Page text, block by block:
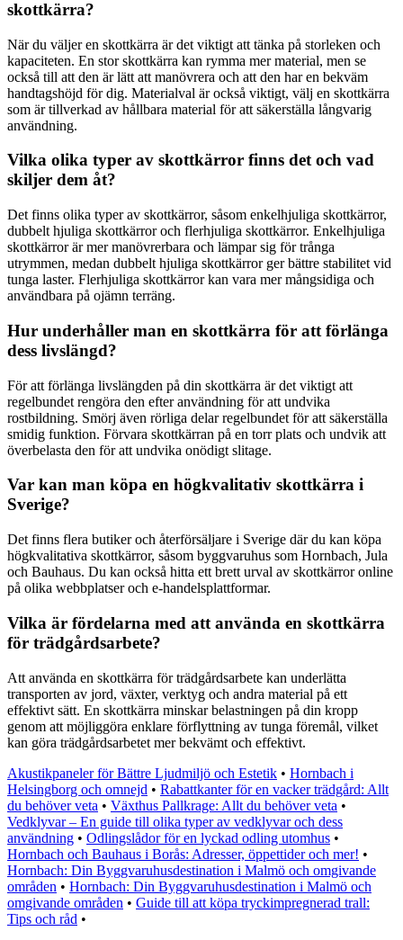
skottkärra?
När du väljer en skottkärra är det viktigt att tänka på storleken och
kapaciteten. En stor skottkärra kan rymma mer material, men se
också till att den är lätt att manövrera och att den har en bekväm
handtagshöjd för dig. Materialval är också viktigt, välj en skottkärra
som är tillverkad av hållbara material för att säkerställa långvarig
användning.
Vilka olika typer av skottkärror finns det och vad
skiljer dem åt?
Det finns olika typer av skottkärror, såsom enkelhjuliga skottkärror,
dubbelt hjuliga skottkärror och flerhjuliga skottkärror. Enkelhjuliga
skottkärror är mer manövrerbara och lämpar sig för trånga
utrymmen, medan dubbelt hjuliga skottkärror ger bättre stabilitet vid
tunga laster. Flerhjuliga skottkärror kan vara mer mångsidiga och
användbara på ojämn terräng.
Hur underhåller man en skottkärra för att förlänga
dess livslängd?
För att förlänga livslängden på din skottkärra är det viktigt att
regelbundet rengöra den efter användning för att undvika
rostbildning. Smörj även rörliga delar regelbundet för att säkerställa
smidig funktion. Förvara skottkärran på en torr plats och undvik att
överbelasta den för att undvika onödigt slitage.
Var kan man köpa en högkvalitativ skottkärra i
Sverige?
Det finns flera butiker och återförsäljare i Sverige där du kan köpa
högkvalitativa skottkärror, såsom byggvaruhus som Hornbach, Jula
och Bauhaus. Du kan också hitta ett brett urval av skottkärror online
på olika webbplatser och e-handelsplattformar.
Vilka är fördelarna med att använda en skottkärra
för trädgårdsarbete?
Att använda en skottkärra för trädgårdsarbete kan underlätta
transporten av jord, växter, verktyg och andra material på ett
effektivt sätt. En skottkärra minskar belastningen på din kropp
genom att möjliggöra enklare förflyttning av tunga föremål, vilket
kan göra trädgårdsarbetet mer bekvämt och effektivt.
Akustikpaneler för Bättre Ljudmiljö och Estetik • Hornbach i
Helsingborg och omnejd • Rabattkanter för en vacker trädgård: Allt
du behöver veta • Växthus Pallkrage: Allt du behöver veta •
Vedklyvar – En guide till olika typer av vedklyvar och dess
användning • Odlingslådor för en lyckad odling utomhus •
Hornbach och Bauhaus i Borås: Adresser, öppettider och mer! •
Hornbach: Din Byggvaruhusdestination i Malmö och omgivande
områden • Hornbach: Din Byggvaruhusdestination i Malmö och
omgivande områden • Guide till att köpa tryckimpregnerad trall:
Tips och råd •